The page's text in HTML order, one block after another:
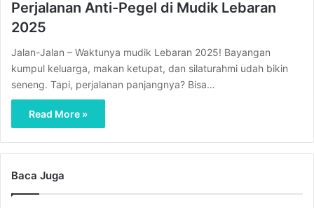
Perjalanan Anti-Pegel di Mudik Lebaran
2025
Jalan-Jalan – Waktunya mudik Lebaran 2025! Bayangan
kumpul keluarga, makan ketupat, dan silaturahmi udah bikin
seneng. Tapi, perjalanan panjangnya? Bisa…
Read More »
Baca Juga